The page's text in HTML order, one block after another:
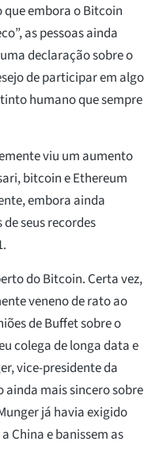
embora o Bitcoin
as pessoas ainda
declaração sobre o
de participar em algo
humano que sempre
viu um aumento
bitcoin e Ethereum
embora ainda
seus recordes
do Bitcoin. Certa vez,
veneno de rato ao
de Buffet sobre o
colega de longa data e
vice-presidente da
ainda mais sincero sobre
já havia exigido
China e banissem as